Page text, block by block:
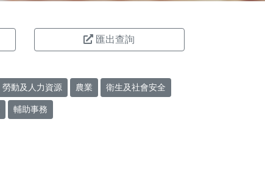
匯出查詢
勞動及人力資源 農業 衛生及社會安全
輔助事務